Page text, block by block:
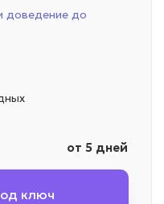
доведение до
от 5 дней
ключ